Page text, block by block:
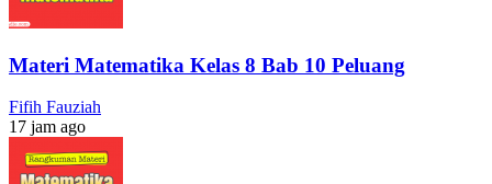
Materi Matematika Kelas 8 Bab 10 Peluang
Fifih Fauziah
17 jam ago